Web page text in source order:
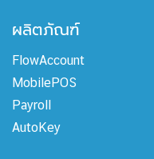
ผลิตภัณฑ์
FlowAccount
MobilePOS
Payroll
AutoKey